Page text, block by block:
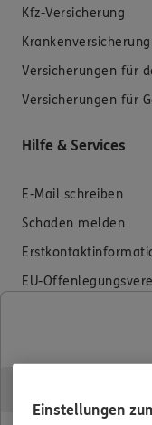
Kfz-Versicherung
Krankenversicherung
Versicherungen für
Versicherungen für
Hilfe & Services
E-Mail schreiben
Schaden melden
EU-
Unsere Agentur
Einstellungen